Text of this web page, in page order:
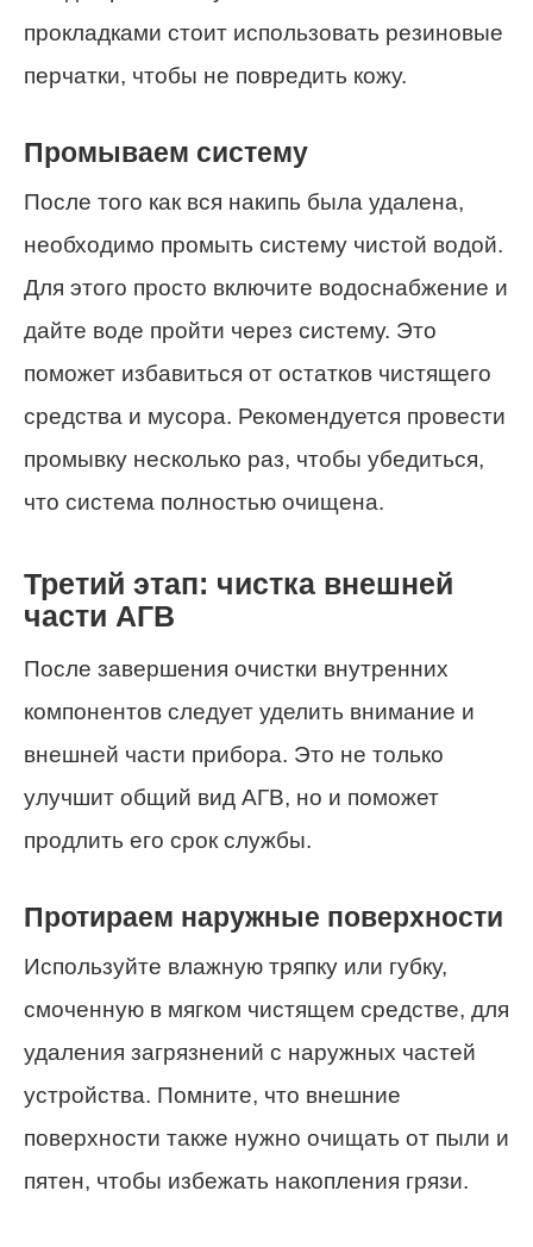
прокладками стоит использовать резиновые
перчатки, чтобы не повредить кожу.
Промываем систему
После того как вся накипь была удалена,
необходимо промыть систему чистой водой.
Для этого просто включите водоснабжение и
дайте воде пройти через систему. Это
поможет избавиться от остатков чистящего
средства и мусора. Рекомендуется провести
промывку несколько раз, чтобы убедиться,
что система полностью очищена.
Третий этап: чистка внешней
части АГВ
После завершения очистки внутренних
компонентов следует уделить внимание и
внешней части прибора. Это не только
улучшит общий вид АГВ, но и поможет
продлить его срок службы.
Протираем наружные поверхности
Используйте влажную тряпку или губку,
смоченную в мягком чистящем средстве, для
удаления загрязнений с наружных частей
устройства. Помните, что внешние
поверхности также нужно очищать от пыли и
пятен, чтобы избежать накопления грязи.